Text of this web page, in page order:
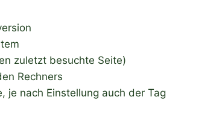
zuletzt besuchte Seite)
Rechners
je nach Einstellung auch der Tag